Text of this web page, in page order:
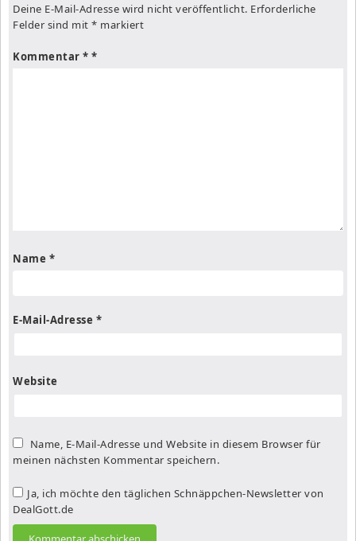
Deine E-Mail-Adresse wird nicht veröffentlicht. Erforderliche
Felder sind mit * markiert
Kommentar *
Name *
E-Mail-Adresse *
Website
Name, E-Mail-Adresse und Website in diesem Browser für
meinen nächsten Kommentar speichern.
Ja, ich möchte den täglichen Schnäppchen-Newsletter von
DealGott.de